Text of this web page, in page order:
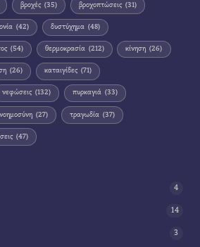
βροχές (35) βροχοπτώσεις (31)
(42) δυστύχημα (48)
(54) θερμοκρασία (212) κίνηση (26)
(26) καταιγίδες (71)
νεφώσεις (132) πυρκαγιά (33)
(27) τραγωδία (37)
(47)
4
14
3